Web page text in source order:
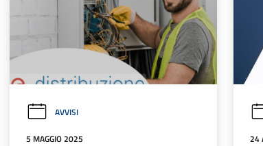
AVVISI
5 MAGGIO 2025 24